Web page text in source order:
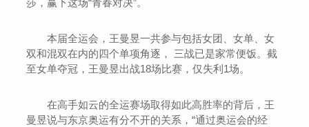
莎，赢下这场“青春对决”。
本届全运会，王曼昱一共参与包括女团、女单、女
双和混双在内的四个单项角逐， 三战已是家常便饭。截
至女单夺冠，王曼昱出战18场比赛，仅失利1场。
在高手如云的全运赛场取得如此高胜率的背后，王
曼昱说与东京奥运有分不开的关系，“通过奥运会的经